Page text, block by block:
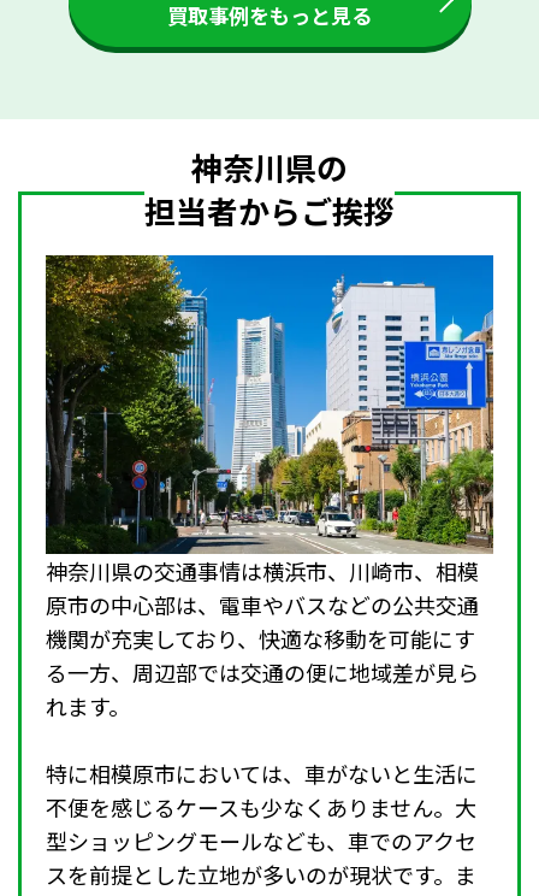
買取事例をもっと見る
神奈川県の
担当者からご挨拶
神奈川県の交通事情は横浜市、川崎市、相模
原市の中心部は、電車やバスなどの公共交通
機関が充実しており、快適な移動を可能にす
る一方、周辺部では交通の便に地域差が見ら
れます。
特に相模原市においては、車がないと生活に
不便を感じるケースも少なくありません。大
型ショッピングモールなども、車でのアクセ
スを前提とした立地が多いのが現状です。ま